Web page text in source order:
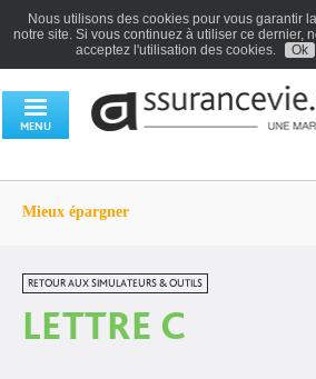
Nous utilisons des cookies pour vous garantir
notre site. Si vous continuez à utiliser ce dernier,
acceptez l'utilisation des cookies.
Ok
MENU
Mieux épargner
RETOUR AUX SIMULATEURS & OUTILS
LETTRE C